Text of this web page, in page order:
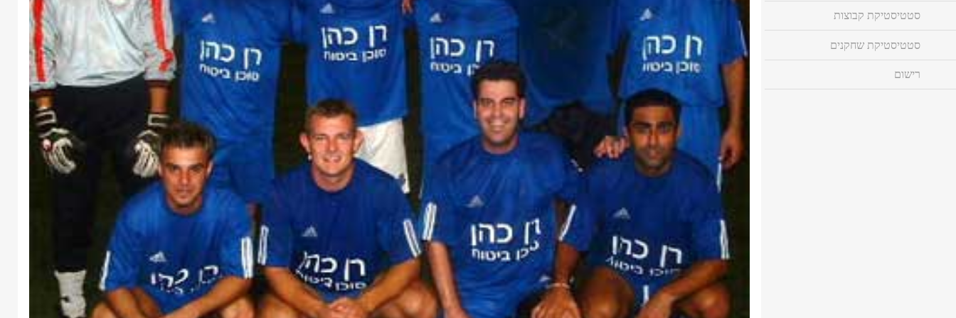
סטטיסטיקת קבוצות
סטטיסטיקת שחקנים
רישום